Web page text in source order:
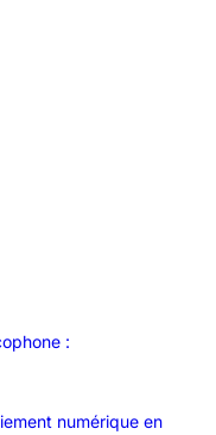
:
numérique en